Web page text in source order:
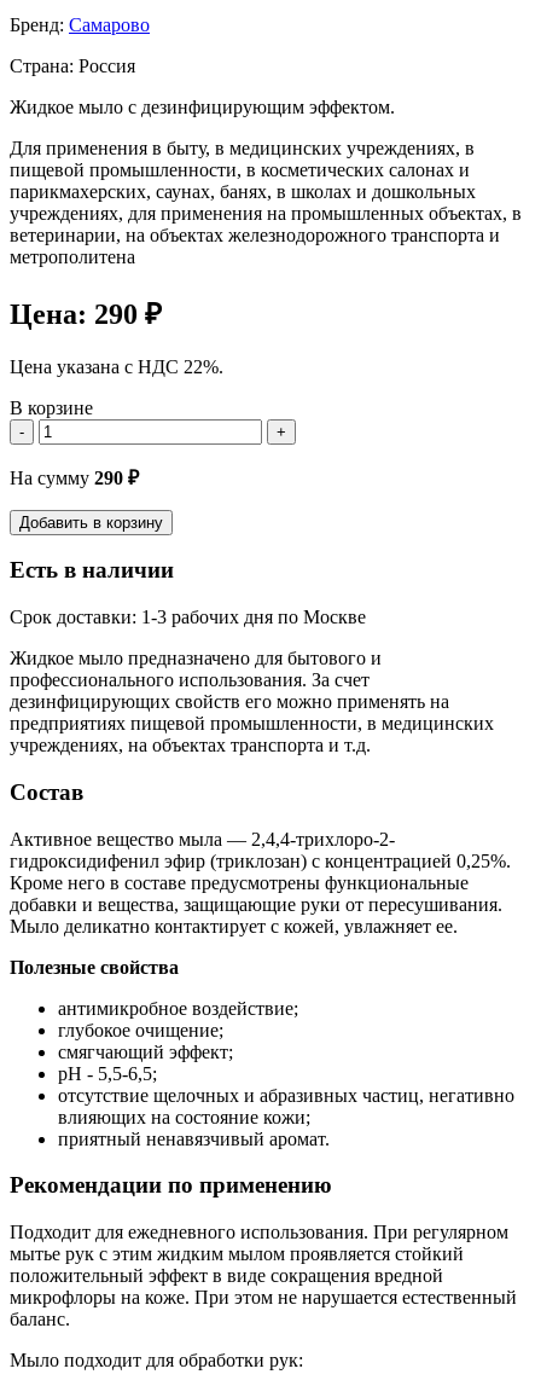
Бренд: Самарово
Страна: Россия
Жидкое мыло с дезинфицирующим эффектом.
Для применения в быту, в медицинских учреждениях, в
пищевой промышленности, в косметических салонах и
парикмахерских, саунах, банях, в школах и дошкольных
учреждениях, для применения на промышленных объектах, в
ветеринарии, на объектах железнодорожного транспорта и
метрополитена
Цена: 290 ₽
Цена указана с НДС 22%.
В корзине
- +
На сумму 290 ₽
Добавить в корзину
Есть в наличии
Срок доставки: 1-3 рабочих дня по Москве
Жидкое мыло предназначено для бытового и
профессионального использования. За счет
дезинфицирующих свойств его можно применять на
предприятиях пищевой промышленности, в медицинских
учреждениях, на объектах транспорта и т.д.
Состав
Активное вещество мыла — 2,4,4-трихлоро-2-
гидроксидифенил эфир (триклозан) с концентрацией 0,25%.
Кроме него в составе предусмотрены функциональные
добавки и вещества, защищающие руки от пересушивания.
Мыло деликатно контактирует с кожей, увлажняет ее.
Полезные свойства
антимикробное воздействие;
глубокое очищение;
смягчающий эффект;
pH - 5,5-6,5;
отсутствие щелочных и абразивных частиц, негативно
влияющих на состояние кожи;
приятный ненавязчивый аромат.
Рекомендации по применению
Подходит для ежедневного использования. При регулярном
мытье рук с этим жидким мылом проявляется стойкий
положительный эффект в виде сокращения вредной
микрофлоры на коже. При этом не нарушается естественный
баланс.
Мыло подходит для обработки рук: